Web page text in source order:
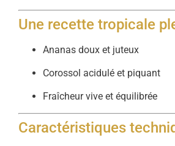
Une recette tropicale
Ananas doux et juteux
Corossol acidulé et piquant
Fraîcheur vive et équilibrée
Caractéristiques